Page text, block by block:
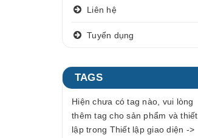
Liên hệ
Tuyển dụng
TAGS
Hiện chưa có tag nào, vui lòng
thêm tag cho sản phẩm và thiết
lập trong Thiết lập giao diện ->